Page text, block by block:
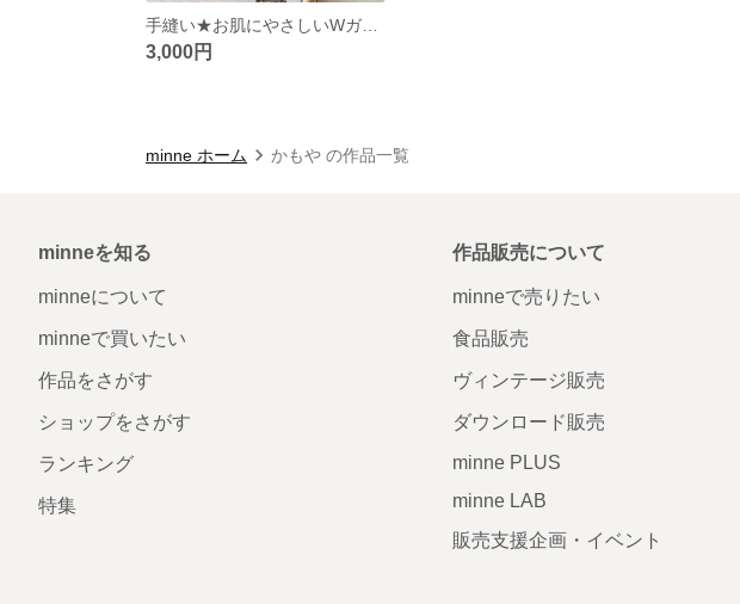
手縫い★お肌にやさしいWガーゼの短肌着（イエロー）・日本の伝統技
3,000円
minne ホーム かもや の作品一覧
minneを知る
minneについて
minneで買いたい
作品をさがす
ショップをさがす
ランキング
特集
作品販売について
minneで売りたい
食品販売
ヴィンテージ販売
ダウンロード販売
minne PLUS
minne LAB
販売支援企画・イベント